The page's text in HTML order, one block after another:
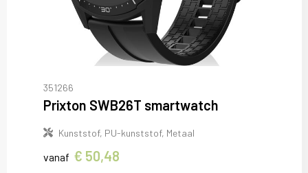
351266
Prixton SWB26T smartwatch
Kunststof, PU-kunststof, Metaal
vanaf € 50,48